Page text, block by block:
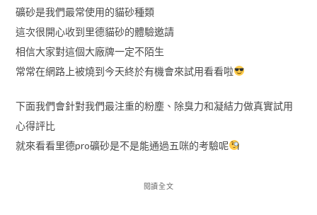
礦砂是我們最常使用的貓砂種類
這次很開心收到里德貓砂的體驗邀請
相信大家對這個大廠牌一定不陌生
常常在網路上被燒到今天終於有機會來試用看看啦
下面我們會針對我們最注重的粉塵、除臭力和凝結力做真實試用
心得評比
就來看看里德pro礦砂是不是能通過五咪的考驗呢
閱讀全文